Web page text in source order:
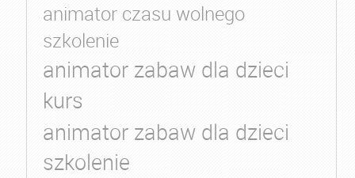
animator czasu wolnego
szkolenie
animator zabaw dla dzieci
kurs
animator zabaw dla dzieci
szkolenie